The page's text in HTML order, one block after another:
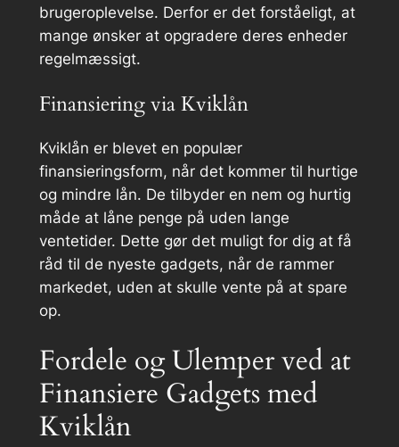
brugeroplevelse. Derfor er det forståeligt, at
mange ønsker at opgradere deres enheder
regelmæssigt.
Finansiering via Kviklån
Kviklån er blevet en populær
finansieringsform, når det kommer til hurtige
og mindre lån. De tilbyder en nem og hurtig
måde at låne penge på uden lange
ventetider. Dette gør det muligt for dig at få
råd til de nyeste gadgets, når de rammer
markedet, uden at skulle vente på at spare
op.
Fordele og Ulemper ved at
Finansiere Gadgets med
Kviklån